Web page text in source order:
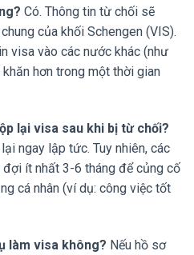
Có. Thông tin từ chối sẽ
của khối Schengen (VIS).
visa vào các nước khác (như
khăn hơn trong một thời gian
lại visa sau khi bị từ chối?
ngay lập tức. Tuy nhiên, các
đợi ít nhất 3-6 tháng để củng cố
cá nhân (ví dụ: công việc tốt
làm visa không? Nếu hồ sơ